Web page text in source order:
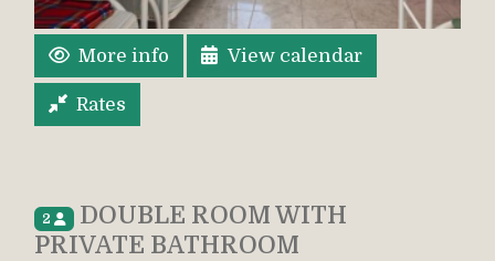
More info View calendar
Rates
2
DOUBLE ROOM WITH
PRIVATE BATHROOM